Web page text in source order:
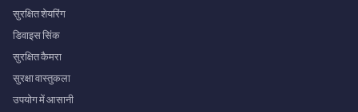
सुरक्षित शेयरिंग
डिवाइस सिंक
सुरक्षित कैमरा
सुरक्षा वास्तुकला
उपयोग में आसानी